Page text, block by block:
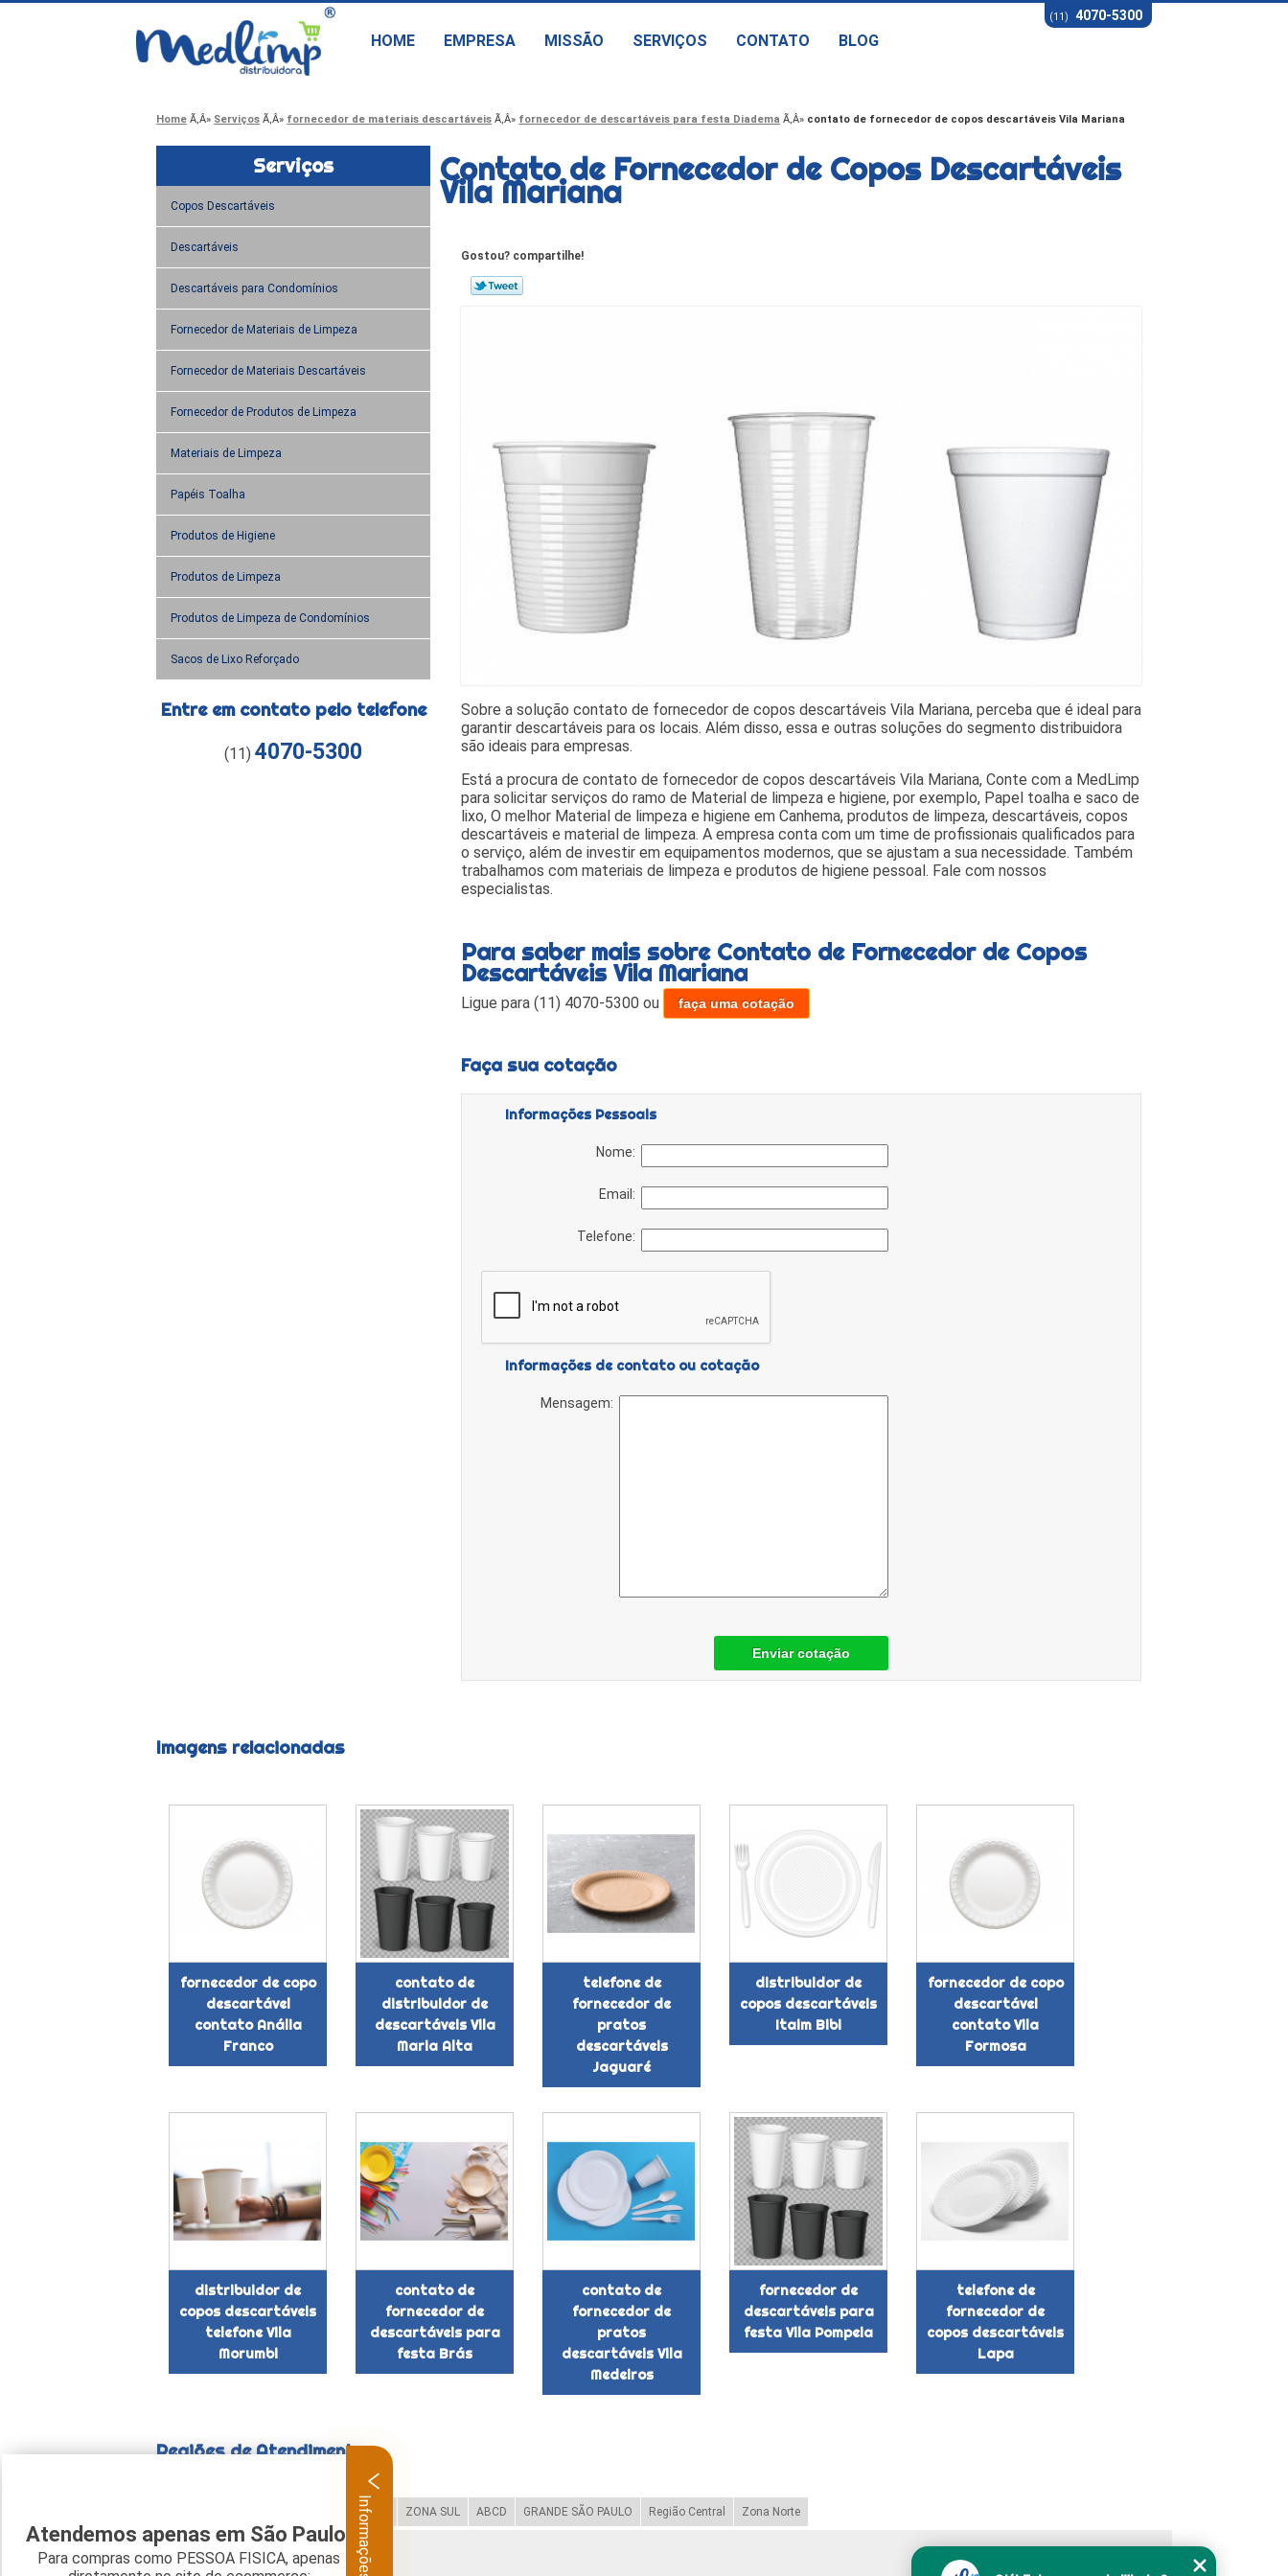
HOME EMPRESA MISSÃO SERVIÇOS CONTATO BLOG
(11) 4070-5300
Home Serviços fornecedor de materiais descartáveis fornecedor de descartáveis para festa Diadema contato de fornecedor de copos descartáveis Vila Mariana
Serviços
Copos Descartáveis
Descartáveis
Descartáveis para Condomínios
Fornecedor de Materiais de Limpeza
Fornecedor de Materiais Descartáveis
Fornecedor de Produtos de Limpeza
Materiais de Limpeza
Papéis Toalha
Produtos de Higiene
Produtos de Limpeza
Produtos de Limpeza de Condomínios
Sacos de Lixo Reforçado
Entre em contato pelo telefone
(11)4070-5300
Contato de Fornecedor de Copos Descartáveis
Vila Mariana
Gostou? compartilhe!
Sobre a solução contato de fornecedor de copos descartáveis Vila Mariana, perceba que é ideal para
garantir descartáveis para os locais. Além disso, essa e outras soluções do segmento distribuidora
são ideais para empresas.
Está a procura de contato de fornecedor de copos descartáveis Vila Mariana, Conte com a MedLimp
para solicitar serviços do ramo de Material de limpeza e higiene, por exemplo, Papel toalha e saco de
lixo, O melhor Material de limpeza e higiene em Canhema, produtos de limpeza, descartáveis, copos
descartáveis e material de limpeza. A empresa conta com um time de profissionais qualificados para
o serviço, além de investir em equipamentos modernos, que se ajustam a sua necessidade. Também
trabalhamos com materiais de limpeza e produtos de higiene pessoal. Fale com nossos
especialistas.
Para saber mais sobre Contato de Fornecedor de Copos
Descartáveis Vila Mariana
Ligue para (11) 4070-5300 ou faça uma cotação
Faça sua cotação
Informações Pessoais
Nome:
Email:
Telefone:
Informações de contato ou cotação
Mensagem:
Enviar cotação
Imagens relacionadas
fornecedor de copo
descartável
contato Anália
Franco
contato de
distribuidor de
descartáveis Vila
Maria Alta
telefone de
fornecedor de
pratos
descartáveis
Jaguaré
distribuidor de
copos descartáveis
Itaim Bibi
fornecedor de copo
descartável
contato Vila
Formosa
distribuidor de
copos descartáveis
telefone Vila
Morumbi
contato de
fornecedor de
descartáveis para
festa Brás
contato de
fornecedor de
pratos
descartáveis Vila
Medeiros
fornecedor de
descartáveis para
festa Vila Pompeia
telefone de
fornecedor de
copos descartáveis
Lapa
Regiões de Atendimento
ZONA OESTE ZONA SUL ABCD GRANDE SÃO PAULO Região Central Zona Norte
Verifique as regiões que atendemos
Atendemos apenas em São Paulo.
Para compras como PESSOA FISICA, apenas
Informações